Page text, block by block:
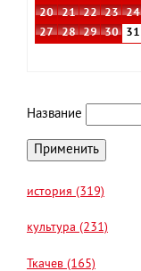
20
21 22 23 24
27
28 29 30 31
Название
история (319)
культура (231)
Ткачев (165)